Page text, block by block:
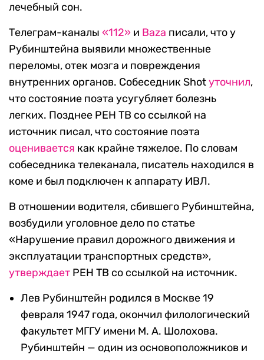
лечебный сон.
Телеграм-каналы «112» и Baza писали, что у
Рубинштейна выявили множественные
переломы, отек мозга и повреждения
внутренних органов. Собеседник Shotуточнил,
что состояние поэта усугубляет болезнь
легких. Позднее РЕН ТВ со ссылкой на
источник писал, что состояние поэта
оценивается как крайне тяжелое. По словам
собеседника телеканала, писатель находился в
коме и был подключен к аппарату ИВЛ.
В отношении водителя, сбившего Рубинштейна,
возбудили уголовное дело по статье
«Нарушение правил дорожного движения и
эксплуатации транспортных средств»,
утверждает РЕН ТВ со ссылкой на источник.
Лев Рубинштейн родился в Москве 19
февраля 1947 года, окончил филологический
факультет МГГУ имени М. А. Шолохова.
Рубинштейн — один из основоположников и